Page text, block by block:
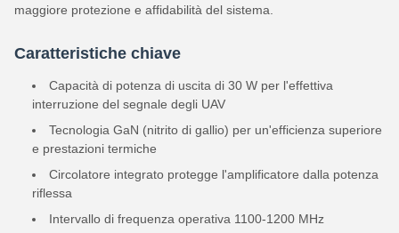
maggiore protezione e affidabilità del sistema.
Caratteristiche chiave
Capacità di potenza di uscita di 30 W per l'effettiva
interruzione del segnale degli UAV
Tecnologia GaN (nitrito di gallio) per un'efficienza superiore
e prestazioni termiche
Circolatore integrato protegge l'amplificatore dalla potenza
riflessa
Intervallo di frequenza operativa 1100-1200 MHz